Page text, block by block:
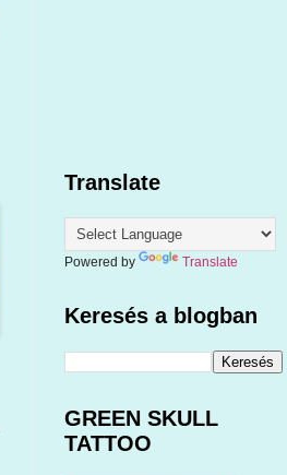
Translate
Powered by Translate
Keresés a blogban
GREEN SKULL
TATTOO